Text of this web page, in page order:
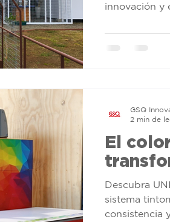
innovación y
asesoría y
El
Descubra
sistema
consistencia
GSQ
2 min de